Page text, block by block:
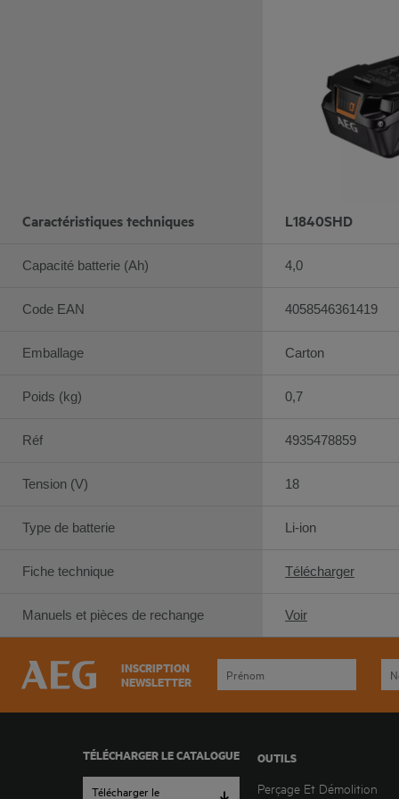
Caractéristiques techniques
Capacité batterie (Ah)
Code EAN
Emballage
Poids (kg)
Réf
Tension (V)
Type de batterie
Fiche technique
Manuels et pièces de rechange
L1840SHD
4,0
4058546361419
Carton
0,7
4935478859
18
Li-ion
Télécharger
Voir
INSCRIPTION
NEWSLETTER
TÉLÉCHARGER LE CATALOGUE
Télécharger le
OUTILS
Perçage Et Démolition